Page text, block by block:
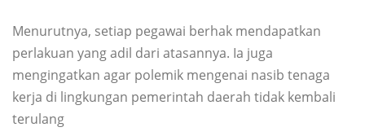
Menurutnya, setiap pegawai berhak mendapatkan
perlakuan yang adil dari atasannya. Ia juga
mengingatkan agar polemik mengenai nasib tenaga
kerja di lingkungan pemerintah daerah tidak kembali
terulang